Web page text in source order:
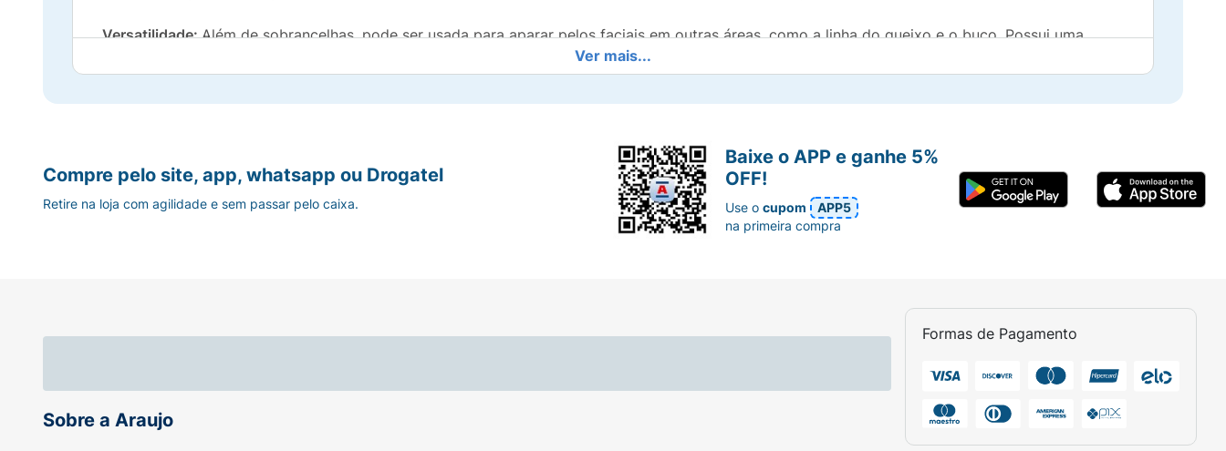
Versatilidade:Além de sobrancelhas, pode ser usada para aparar pelos faciais em outras áreas, como a linha do queixo e o buço. Possui uma
lâmina longa auxilia na remoção de pelos em áreas maiores do corpo, como axilas, pescoço e pernas.
Resultados Suaves:O uso da navalha pode resultar em uma aparência mais suave e natural, sem a marcação que outros métodos podem deixar.
Composição: 88% Plástico e 12% Aço
Ver mais...
Sobre a Araujo
Formas de Pagamento
Compre pelo site, app, whatsapp ou Drogatel
Retire na loja com agilidade e sem passar pelo caixa.
Baixe o APP e ganhe 5%
OFF!
Use ocupom
APP5
na primeira compra